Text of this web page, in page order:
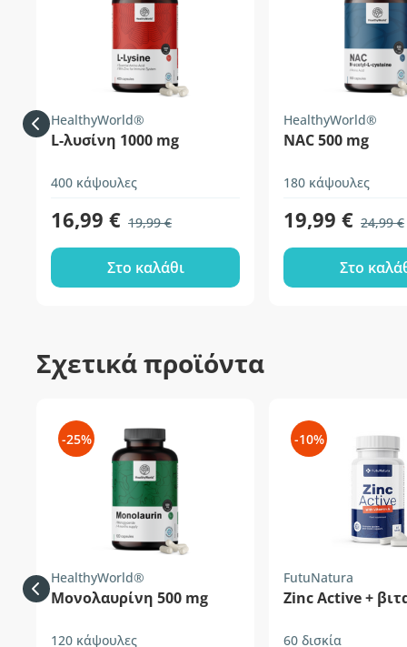
HealthyWorld®
L-λυσίνη 1000 mg
400 κάψουλες
16,99 € 19,99 €
Στο καλάθι
HealthyWorld®
NAC 500 mg
180 κάψουλες
19,99 € 24,99 €
Στο
Σχετικά προϊόντα
-25%
HealthyWorld®
Μονολαυρίνη 500 mg
120 κάψουλες
-10%
FutuNatura
Zinc Active +
60 δισκία